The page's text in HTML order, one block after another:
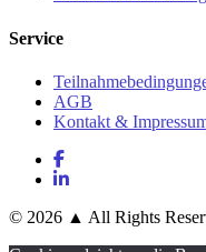
Service
AGB
Kontakt &
© 2026 ▲ All Rights